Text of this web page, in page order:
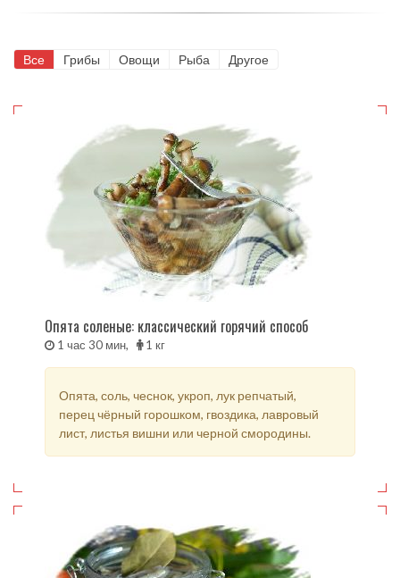
Все Грибы Овощи Рыба Другое
Опята соленые: классический горячий способ
1 час 30 мин, 1 кг
Опята, соль, чеснок, укроп, лук репчатый,
перец чёрный горошком, гвоздика, лавровый
лист, листья вишни или черной смородины.